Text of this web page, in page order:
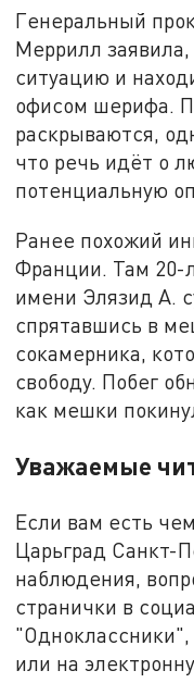
Генеральный
Меррилл
ситуацию и
офисом шерифа.
раскрываются,
что речь идёт о
потенциальную
Ранее похожий
Франции. Там 20-
имени Элязид А.
спрятавшись в
сокамерника,
свободу. Побег
как мешки
Уважаемые
Если вам есть
Царьград Санкт-
наблюдения,
странички в
или на